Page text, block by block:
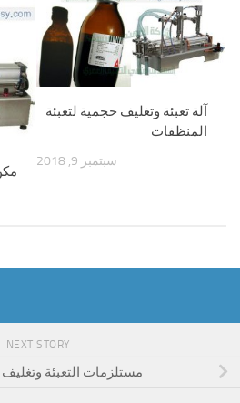
آلة تعبئة وتغليف حجمية لتعبئة
المنظفات
سبتمبر 9, 2018
NEXT STORY
مستلزمات التعبئة وتغليف